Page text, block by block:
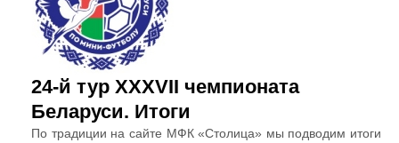
24-й тур XXXVII чемпионата
Беларуси. Итоги
По традиции на сайте МФК «Столица» мы подводим итоги